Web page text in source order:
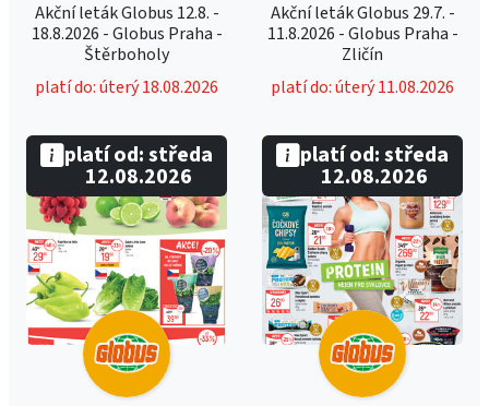
Akční leták Globus 12.8. -
18.8.2026 - Globus Praha -
Štěrboholy
platí do: úterý 18.08.2026
Akční leták Globus 29.7. -
11.8.2026 - Globus Praha -
Zličín
platí do: úterý 11.08.2026
platí od: středa
12.08.2026
platí od: středa
12.08.2026